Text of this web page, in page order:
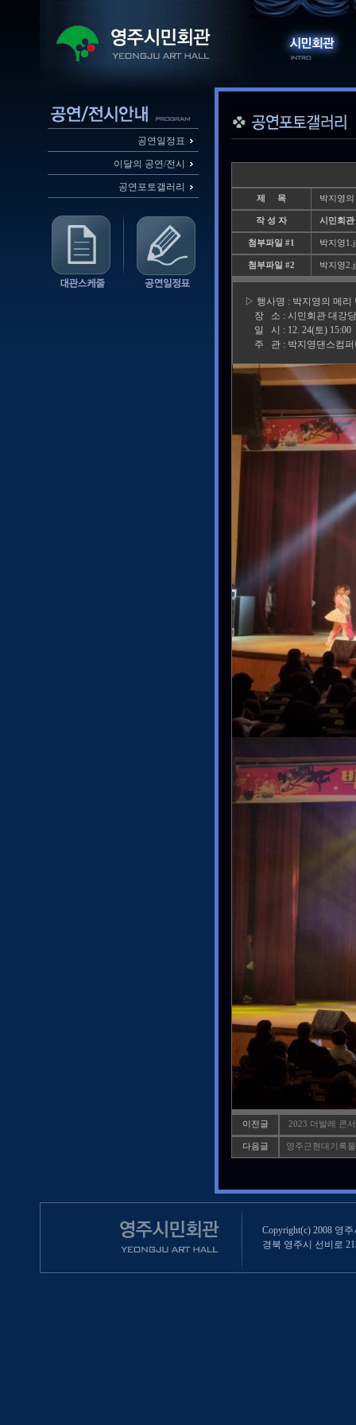
공연일정표
이달의 공연/전시
공연포토갤러리
제 목 박지영
작 성 자 시민회관
첨부파일 #1 박지영
첨부파일 #2 박지영
▷ 행사명 : 박지영의 메리
장 소 : 시민회관 대강당
일 시 : 12. 24(토)
주 관 : 박지영댄스컴퍼
이전글 2023 더발레 콘
다음글 영주근현대기록
Copyright(c) 2008 영
경북 영주시 선비로